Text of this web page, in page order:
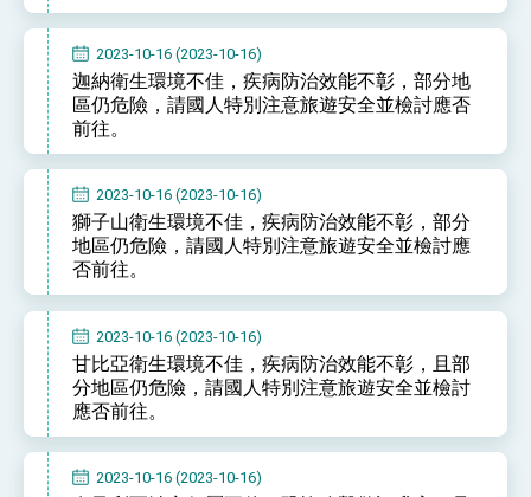
外交部長林佳龍於《外交事務》撰文指出：自由
外交部長林佳龍出席《台灣光華雜誌》50週年慶
「見證蛻變，分享世界的光華」開幕式，期許數
位轉 型迎向下個50年
總統主持「台美經濟繁榮夥伴對話」記者會 說
外交部長林佳龍接受印尼「時代雜誌」專訪，闡
作
外交部長林佳龍午宴歡迎美國聯邦參議員蓋耶哥
訪問團
外交部長林佳龍接見美國智庫「德國馬歇爾基金
臺美經貿談判獲階段性成果 卓揆期勉爭取時間完
卓揆：臺美關稅談判階段性結果有助臺灣取得有
利戰略地位 全力支持「臺美對等貿易協定」簽署
外交部與數位發展部攜手合作，整合台灣雄厚數
位實力，達成固邦榮邦目標
外交部長林佳龍主持第35次「參與亞太經濟合作
民調顯示多數國人滿意政府外交表現，高度支持
2023-10-16 (2023-10-16)
迦納衛生環境不佳，疾病防治效能不彰，部分地
區仍危險，請國人特別注意旅遊安全並檢討應否
前往。
2023-10-16 (2023-10-16)
獅子山衛生環境不佳，疾病防治效能不彰，部分
地區仍危險，請國人特別注意旅遊安全並檢討應
否前往。
2023-10-16 (2023-10-16)
甘比亞衛生環境不佳，疾病防治效能不彰，且部
分地區仍危險，請國人特別注意旅遊安全並檢討
應否前往。
2023-10-16 (2023-10-16)